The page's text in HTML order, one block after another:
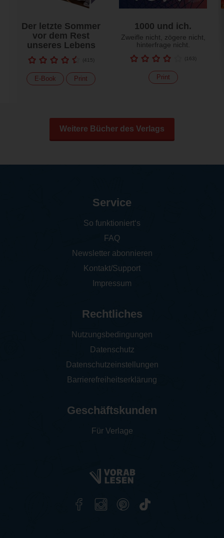
Der letzte Sommer
vor dem Rest
unseres Lebens
(415)
E-Book Print
1000 und ich.
Zweifle nicht, zögere nicht,
hinterfrage nicht.
(163)
Print
Weitere Bücher des Verlags
Service
So funktioniert‘s
FAQ
Newsletter abonnieren
Kontakt/Support
Impressum
Rechtliches
Nutzungsbedingungen
Datenschutz
Datenschutzeinstellungen
Barrierefreiheitserklärung
Geschäftskunden
Für Verlage